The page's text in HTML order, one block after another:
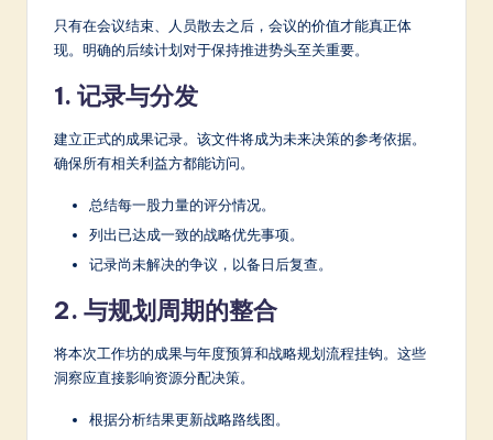
只有在会议结束、人员散去之后，会议的价值才能真正体
现。明确的后续计划对于保持推进势头至关重要。
1. 记录与分发
建立正式的成果记录。该文件将成为未来决策的参考依据。
确保所有相关利益方都能访问。
总结每一股力量的评分情况。
列出已达成一致的战略优先事项。
记录尚未解决的争议，以备日后复查。
2. 与规划周期的整合
将本次工作坊的成果与年度预算和战略规划流程挂钩。这些
洞察应直接影响资源分配决策。
根据分析结果更新战略路线图。